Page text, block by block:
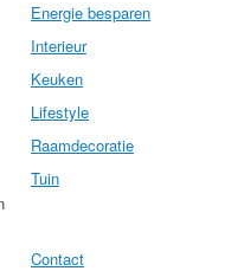
Energie besparen
Interieur
Keuken
Lifestyle
Raamdecoratie
Tuin
Contact